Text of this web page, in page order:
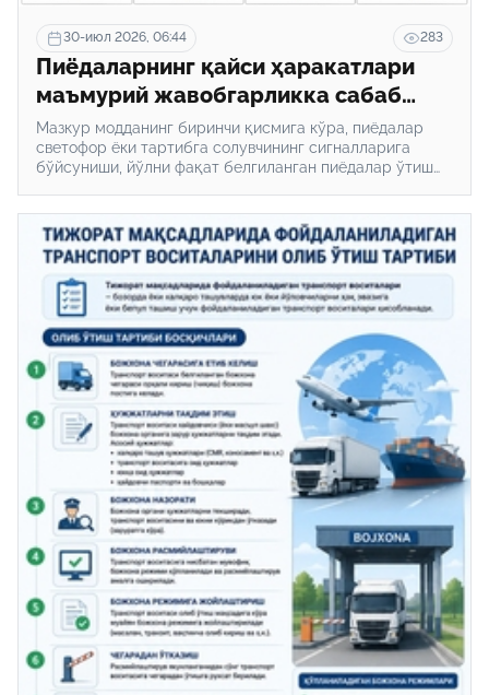
30-июл 2026, 06:44 283
Пиёдаларнинг қайси ҳаракатлари
маъмурий жавобгарликка сабаб
бўлади?
Мазкур модданинг биринчи қисмига кўра, пиёдалар
светофор ёки тартибга солувчининг сигналларига
бўйсуниши, йўлни фақат белгиланган пиёдалар ўтиш